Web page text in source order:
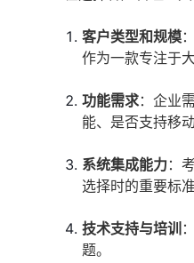
客户类型和规模
作为一款专注于
功能需求：企业
能、是否支持移
系统集成能力：
选择时的重要标
技术支持与培训
题。